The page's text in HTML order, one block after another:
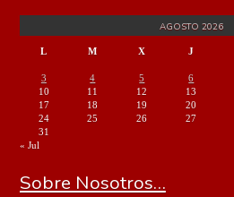
AGOSTO 2026
L M X J
3
4 5 6
10
11 12 13
17
18 19 20
24
25 26 27
31
« Jul
Sobre Nosotros…